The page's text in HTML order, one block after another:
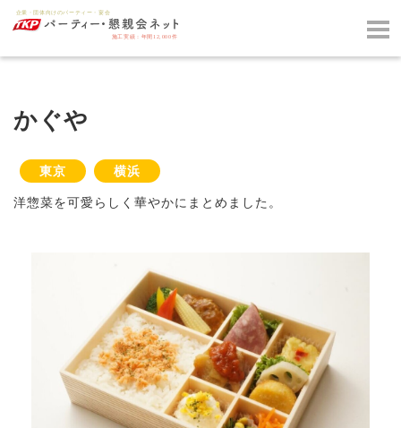
かぐや
東京 横浜
洋惣菜を可愛らしく華やかにまとめました。